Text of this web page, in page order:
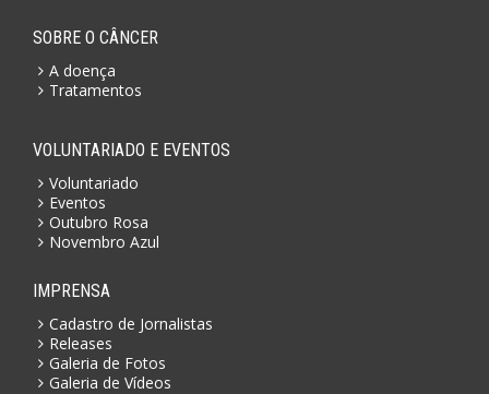
SOBRE O CÂNCER
A doença
Tratamentos
VOLUNTARIADO E EVENTOS
Voluntariado
Eventos
Outubro Rosa
Novembro Azul
IMPRENSA
Cadastro de Jornalistas
Releases
Galeria de Fotos
Galeria de Vídeos